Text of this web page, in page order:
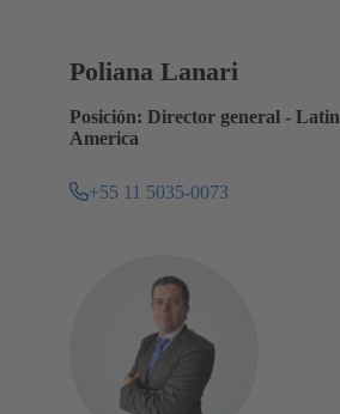
Poliana Lanari
Posición: Director general - Latin
America
+55 11 5035-0073